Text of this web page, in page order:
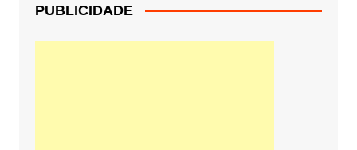
PUBLICIDADE